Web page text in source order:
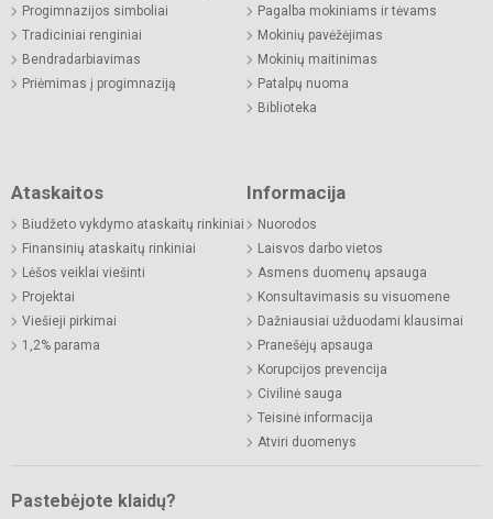
Progimnazijos simboliai
Tradiciniai renginiai
Bendradarbiavimas
Priėmimas į progimnaziją
Pagalba mokiniams ir tėvams
Mokinių pavėžėjimas
Mokinių maitinimas
Patalpų nuoma
Biblioteka
Ataskaitos
Biudžeto vykdymo ataskaitų rinkiniai
Finansinių ataskaitų rinkiniai
Lėšos veiklai viešinti
Projektai
Viešieji pirkimai
1,2% parama
Informacija
Nuorodos
Laisvos darbo vietos
Asmens duomenų apsauga
Konsultavimasis su visuomene
Dažniausiai užduodami klausimai
Pranešėjų apsauga
Korupcijos prevencija
Civilinė sauga
Teisinė informacija
Atviri duomenys
Pastebėjote klaidų?